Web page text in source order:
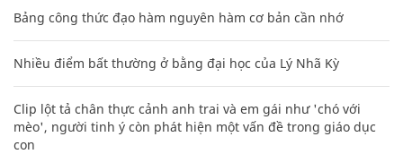
Bảng công thức đạo hàm nguyên hàm cơ bản cần nhớ
Nhiều điểm bất thường ở bằng đại học của Lý Nhã Kỳ
Clip lột tả chân thực cảnh anh trai và em gái như 'chó với
mèo', người tinh ý còn phát hiện một vấn đề trong giáo dục
con